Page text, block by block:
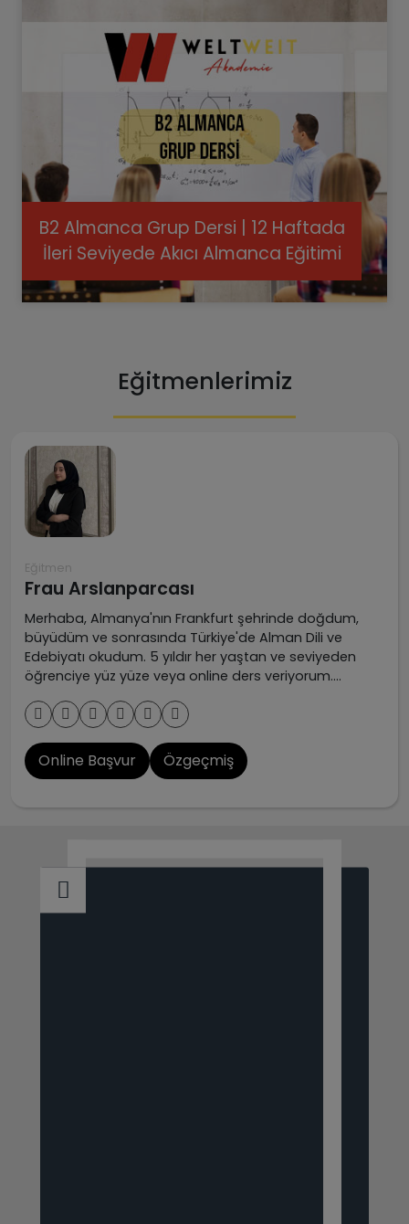
B2 Almanca Grup Dersi | 12 Haftada
İleri Seviyede Akıcı Almanca Eğitimi
Eğitmenlerimiz
Eğitmen
Frau Arslanparcası
Merhaba, Almanya'nın Frankfurt şehrinde doğdum,
büyüdüm ve sonrasında Türkiye'de Alman Dili ve
Edebiyatı okudum. 5 yıldır her yaştan ve seviyeden
öğrenciye yüz yüze veya online ders veriyorum.
başarıya ulaştırmaya devam ediyorum.
Online Başvur Özgeçmiş